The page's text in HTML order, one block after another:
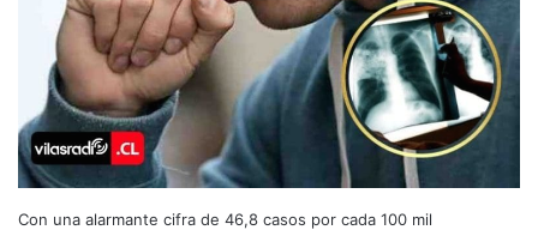
Con una alarmante cifra de 46,8 casos por cada 100 mil